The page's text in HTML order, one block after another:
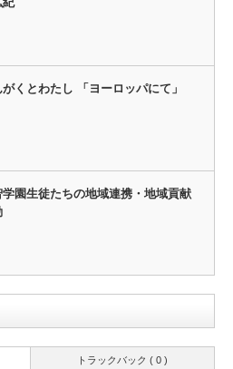
がくとわたし 「ヨーロッパにて」
学園生徒たちの地域連携・地域貢献
トラックバック ( 0 )